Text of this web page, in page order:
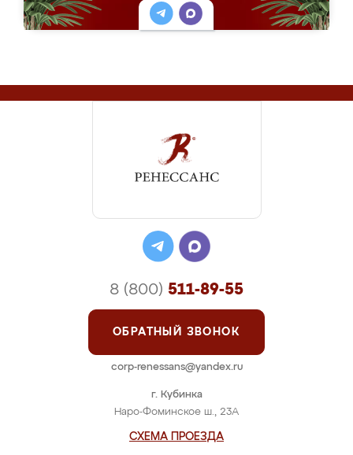
г. Кубинка
Наро-Фоминское ш., 23А
СХЕМА ПРОЕЗДА
8 (800) 511-89-55
ОБРАТНЫЙ ЗВОНОК
corp-renessans@yandex.ru